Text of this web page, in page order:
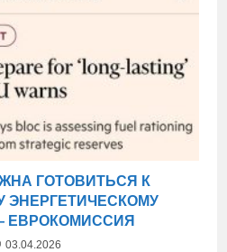
ГОТОВИТЬСЯ К
ЭНЕРГЕТИЧЕСКОМУ
ЕВРОКОМИССИЯ
03.04.2026